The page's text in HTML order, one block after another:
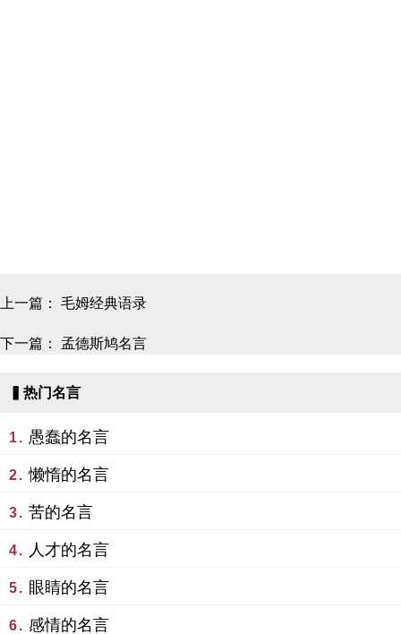
上一篇： 毛姆经典语录
下一篇： 孟德斯鸠名言
▍热门名言
1. 愚蠢的名言
2. 懒惰的名言
3. 苦的名言
4. 人才的名言
5. 眼睛的名言
6. 感情的名言